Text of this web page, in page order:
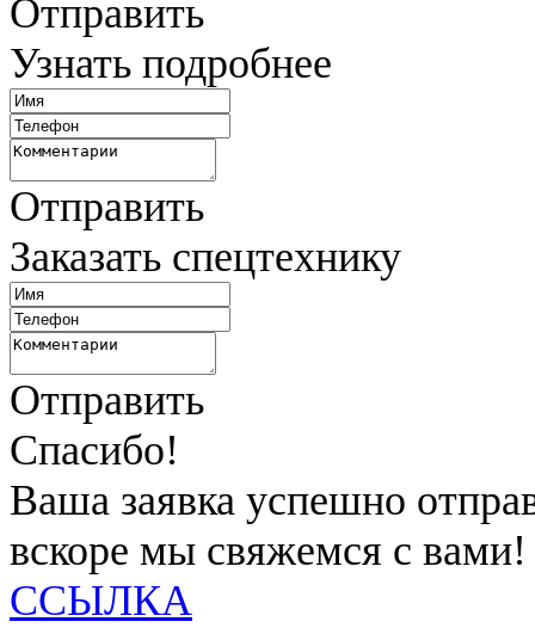
Отправить
Узнать подробнее
Отправить
Заказать спецтехнику
Отправить
Спасибо!
Ваша заявка успешно
вскоре мы свяжемся с вами!
ССЫЛКА